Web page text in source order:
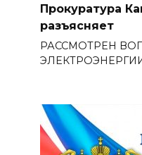
Прокуратура
разъясняет
РАССМОТРЕН